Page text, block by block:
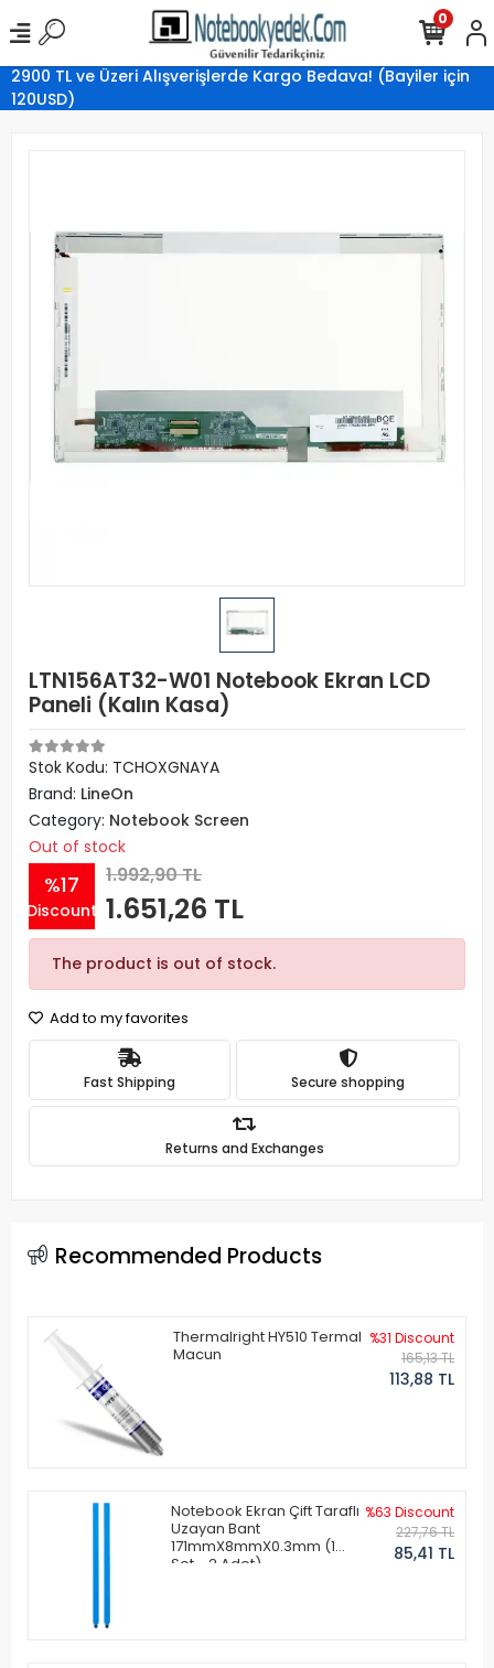
2900 TL ve Üzeri Alışverişlerde Kargo Bedava! (Bayiler için
120USD)
0
LTN156AT32-W01 Notebook Ekran LCD
Paneli (Kalın Kasa)
Stok Kodu: TCHOXGNAYA
Brand: LineOn
Category: Notebook Screen
Out of stock
%17
Discount
1.992,90 TL
1.651,26 TL
The product is out of stock.
Add to my favorites
Fast Shipping Secure shopping
Returns and Exchanges
Recommended Products
Thermalright HY510 Termal
Macun
%31 Discount
165,13 TL
113,88 TL
Notebook Ekran Çift Taraflı
Uzayan Bant
171mmX8mmX0.3mm (1
Set - 2 Adet)
%63 Discount
227,76 TL
85,41 TL